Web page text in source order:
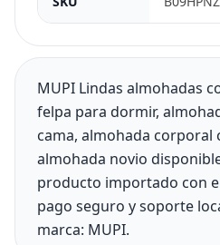
MUPI Lindas almohadas
felpa para dormir,
cama, almohada corporal
almohada novio
producto importado con
pago seguro y soporte
marca: MUPI.